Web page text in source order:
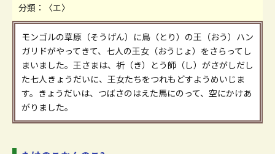
分類：〈エ〉
モンゴルの草原（そうげん）に鳥（とり）の王（おう）ハン
ガリドがやってきて、七人の王女（おうじょ）をさらってし
まいました。王さまは、祈（き）とう師（し）がさがしだし
た七人きょうだいに、王女たちをつれもどすようめいじま
す。きょうだいは、つばさのはえた馬にのって、空にかけあ
がりました。